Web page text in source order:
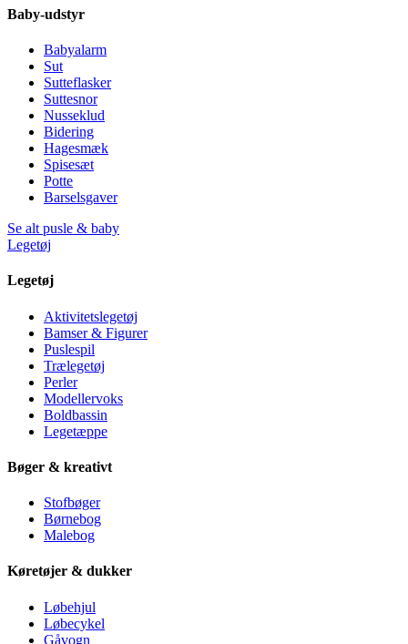
Baby-udstyr
Babyalarm
Sut
Sutteflasker
Suttesnor
Nusseklud
Bidering
Hagesmæk
Spisesæt
Potte
Barselsgaver
Se alt pusle & baby
Legetøj
Legetøj
Aktivitetslegetøj
Bamser & Figurer
Puslespil
Trælegetøj
Perler
Modellervoks
Boldbassin
Legetæppe
Bøger & kreativt
Stofbøger
Børnebog
Malebog
Køretøjer & dukker
Løbehjul
Løbecykel
Gåvogn